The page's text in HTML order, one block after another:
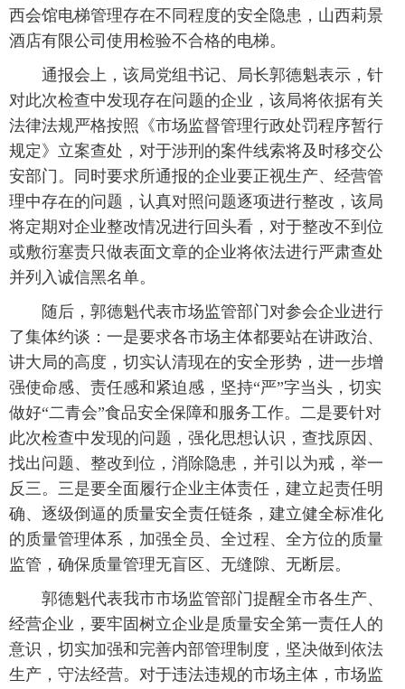
西会馆电梯管理存在不同程度的安全隐患，山西莉景
酒店有限公司使用检验不合格的电梯。
通报会上，该局党组书记、局长郭德魁表示，针
对此次检查中发现存在问题的企业，该局将依据有关
法律法规严格按照《市场监督管理行政处罚程序暂行
规定》立案查处，对于涉刑的案件线索将及时移交公
安部门。同时要求所通报的企业要正视生产、经营管
理中存在的问题，认真对照问题逐项进行整改，该局
将定期对企业整改情况进行回头看，对于整改不到位
或敷衍塞责只做表面文章的企业将依法进行严肃查处
并列入诚信黑名单。
随后，郭德魁代表市场监管部门对参会企业进行
了集体约谈：一是要求各市场主体都要站在讲政治、
讲大局的高度，切实认清现在的安全形势，进一步增
强使命感、责任感和紧迫感，坚持“严”字当头，切实
做好“二青会”食品安全保障和服务工作。二是要针对
此次检查中发现的问题，强化思想认识，查找原因、
找出问题、整改到位，消除隐患，并引以为戒，举一
反三。三是要全面履行企业主体责任，建立起责任明
确、逐级倒逼的质量安全责任链条，建立健全标准化
的质量管理体系，加强全员、全过程、全方位的质量
监管，确保质量管理无盲区、无缝隙、无断层。
郭德魁代表我市市场监管部门提醒全市各生产、
经营企业，要牢固树立企业是质量安全第一责任人的
意识，切实加强和完善内部管理制度，坚决做到依法
生产，守法经营。对于违法违规的市场主体，市场监